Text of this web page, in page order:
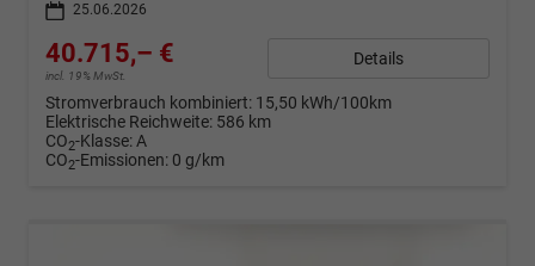
25.06.2026
40.715,– €
incl. 19% MwSt.
Details
Stromverbrauch kombiniert: 15,50 kWh/100km
Elektrische Reichweite: 586 km
CO2-Klasse:A
CO2-Emissionen: 0 g/km